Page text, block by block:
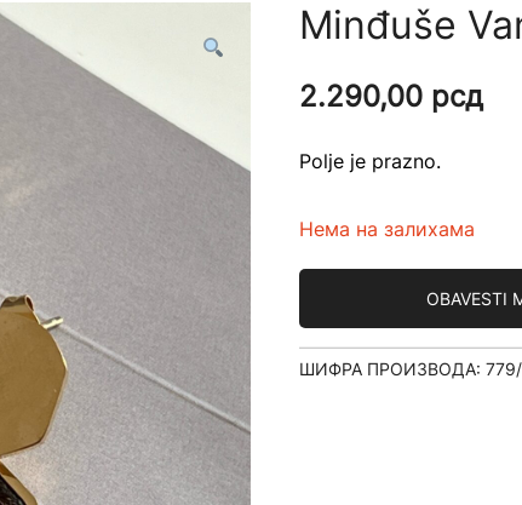
Minđuše
2.290,00 рсд
Polje je prazno.
Нема на залихама
OBAVESTI
ШИФРА ПРОИЗВОДА: